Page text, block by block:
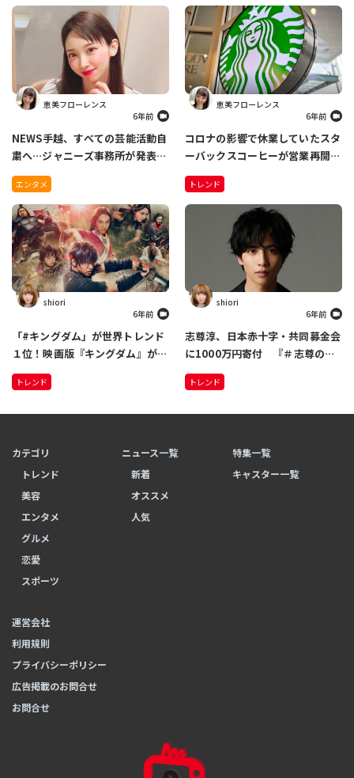
恵美フローレンス
6年前
NEWS手越、すべての芸能活動自
粛へ…ジャニーズ事務所が発表
「行動に気をつけるよう伝えてき
たが、本人に理解させることがで
きず」
エンタメ
恵美フローレンス
6年前
コロナの影響で休業していたスタ
ーバックスコーヒーが営業再開
SNSでは歓喜の声「当たり前のよ
うにスタバを飲めるうれしさ」
トレンド
shiori
6年前
「#キングダム」が世界トレンド
１位！映画版『キングダム』が地
上波初放送で大反響「日本映画の
誇りを感じた」
トレンド
shiori
6年前
志尊淳、日本赤十字・共同募金会
に1000万円寄付 『＃志尊の自
粛部屋』プロジェクトの売上の一
部から医療従事者に
トレンド
カテゴリ
トレンド
美容
エンタメ
グルメ
恋愛
スポーツ
ニュース一覧
新着
オススメ
人気
特集一覧
キャスター一覧
運営会社
利用規則
プライバシーポリシー
広告掲載のお問合せ
お問合せ